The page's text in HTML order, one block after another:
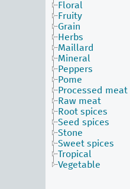
Floral
Fruity
Grain
Herbs
Maillard
Mineral
Peppers
Pome
Processed meat
Raw meat
Root spices
Seed spices
Stone
Sweet spices
Tropical
Vegetable